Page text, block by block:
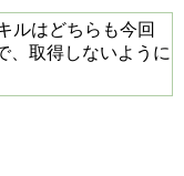
ルはどちらも今回
、取得しないように